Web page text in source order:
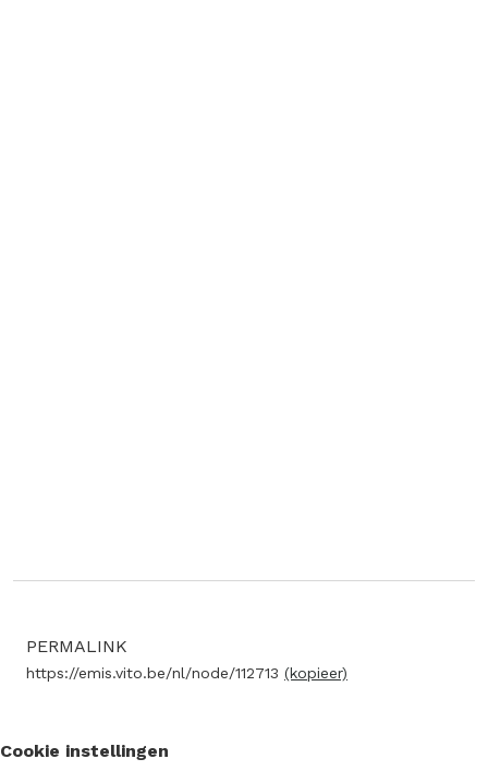
PERMALINK
https://emis.vito.be/nl/node/112713 (kopieer)
Cookie instellingen